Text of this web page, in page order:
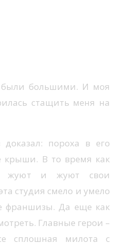
большими. И моя
стащить меня на
пороха в его
крыши. В то время как
жуют и жуют свои
студия смело и умело
франшизы. Да еще как
Главные герои –
сплошная милота с